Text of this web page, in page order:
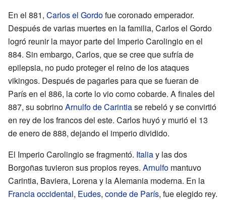
En el 881, Carlos el Gordofue coronado emperador.
Después de varias muertes en la familia, Carlos el Gordo
logró reunir la mayor parte del Imperio Carolingio en el
884. Sin embargo, Carlos, que se cree que sufría de
epilepsia, no pudo proteger el reino de los ataques
vikingos. Después de pagarles para que se fueran de
París en el 886, la corte lo vio como cobarde. A finales del
887, su sobrinoArnulfo de Carintiase rebeló y se convirtió
en rey de los francos del este. Carlos huyó y murió el 13
de enero de 888, dejando el imperio dividido.
El Imperio Carolingio se fragmentó. Italiay las dos
Borgoñas tuvieron sus propios reyes. Arnulfo mantuvo
Carintia, Baviera, Lorena y la Alemania moderna. En la
Francia occidental, Eudes, conde de París, fue elegido rey.